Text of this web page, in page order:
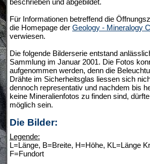
beschrieben und abgebildet.
Für Informationen betreffend die
die Homepage der Geology - Mineralogy
verwiesen.
Die folgende Bilderserie entstand
Sammlung im Januar 2001. Die Fotos
aufgenommen werden, denn die
Drähte im Sicherheitsglas liessen sich
dennoch representativ und nachdem bis
keine Mineralienfotos zu finden sind,
möglich sein.
Die Bilder:
Legende:
L=Länge, B=Breite, H=Höhe, KL=Länge
F=Fundort